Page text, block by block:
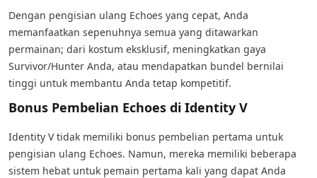
Dengan pengisian ulang Echoes yang cepat, Anda
memanfaatkan sepenuhnya semua yang ditawarkan
permainan; dari kostum eksklusif, meningkatkan gaya
Survivor/Hunter Anda, atau mendapatkan bundel bernilai
tinggi untuk membantu Anda tetap kompetitif.
Bonus Pembelian Echoes di Identity V
Identity V tidak memiliki bonus pembelian pertama untuk
pengisian ulang Echoes. Namun, mereka memiliki beberapa
sistem hebat untuk pemain pertama kali yang dapat Anda